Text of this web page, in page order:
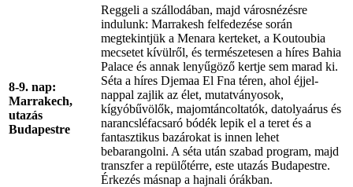
8-9. nap:
Marrakech,
utazás
Budapestre
Reggeli a szállodában, majd városnézésre
indulunk: Marrakesh felfedezése során
megtekintjük a Menara kerteket, a Koutoubia
mecsetet kívülről, és természetesen a híres Bahia
Palace és annak lenyűgöző kertje sem marad ki.
Séta a híres Djemaa El Fna téren, ahol éjjel-
nappal zajlik az élet, mutatványosok,
kígyóbűvölők, majomtáncoltatók, datolyaárus és
narancsléfacsaró bódék lepik el a teret és a
fantasztikus bazárokat is innen lehet
bebarangolni. A séta után szabad program, majd
transzfer a repülőtérre, este utazás Budapestre.
Érkezés másnap a hajnali órákban.